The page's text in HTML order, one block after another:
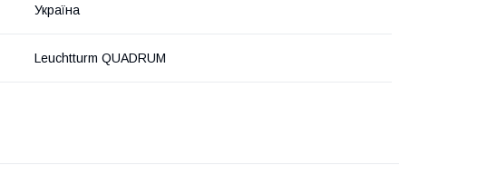
Україна
Leuchtturm QUADRUM